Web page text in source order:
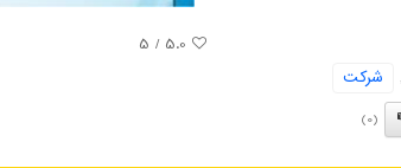
5.0
/ 5
شركت
(0)